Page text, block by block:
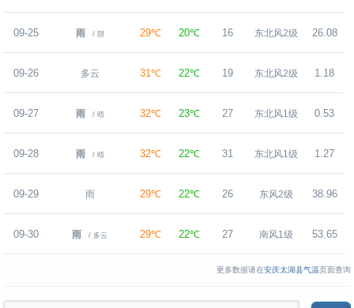
09-25 雨 / 阴 29℃ 20℃ 16 东北风2级 26.08
09-26 多云 31℃ 22℃ 19 东北风2级 1.18
09-27 雨 / 晴 32℃ 23℃ 27 东北风1级 0.53
09-28 雨 / 晴 32℃ 22℃ 31 东北风1级 1.27
09-29 雨 29℃ 22℃ 26 东风2级 38.96
09-30 雨 / 多云 29℃ 22℃ 27 南风1级 53.65
更多数据请在安庆太湖县气温页面查询